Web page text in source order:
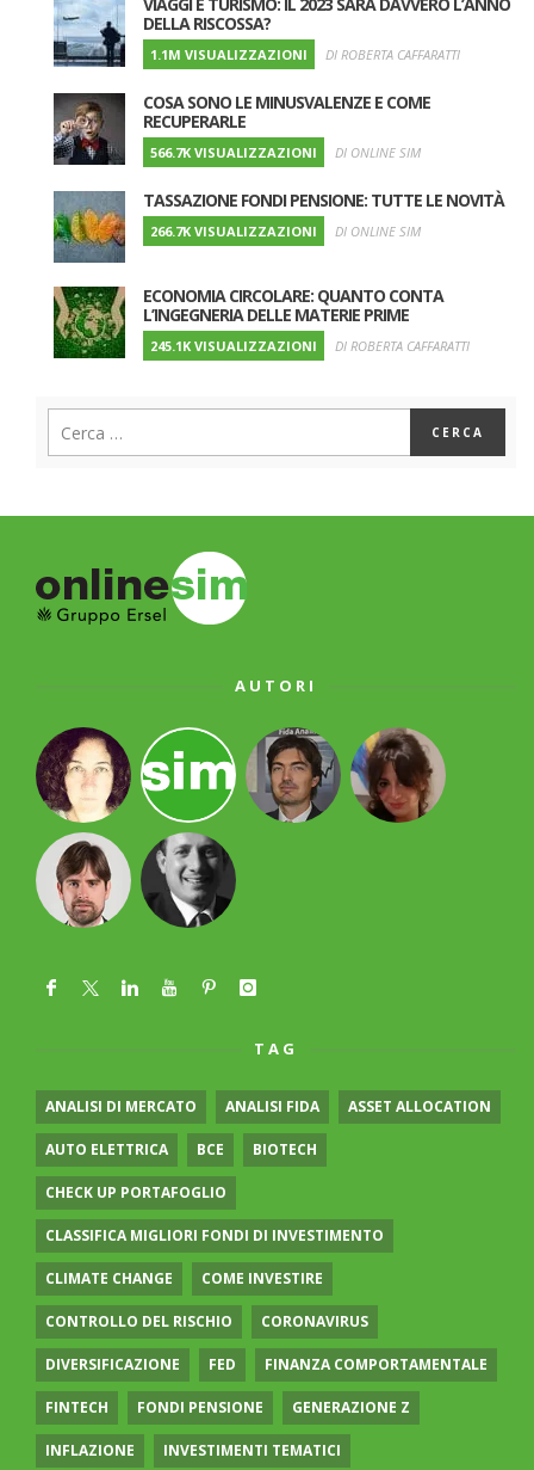
DELLA RISCOSSA?
1.1M VISUALIZZAZIONI DI ROBERTA CAFFARATTI
COSA SONO LE MINUSVALENZE E COME
RECUPERARLE
566.7K VISUALIZZAZIONI DI ONLINE SIM
TASSAZIONE FONDI PENSIONE: TUTTE LE NOVITÀ
266.7K VISUALIZZAZIONI DI ONLINE SIM
ECONOMIA CIRCOLARE: QUANTO CONTA
L’INGEGNERIA DELLE MATERIE PRIME
245.1K VISUALIZZAZIONI DI ROBERTA CAFFARATTI
AUTORI
TAG
ANALISI DI MERCATO ANALISI FIDA ASSET ALLOCATION
AUTO ELETTRICA BCE BIOTECH
CHECK UP PORTAFOGLIO
CLASSIFICA MIGLIORI FONDI DI INVESTIMENTO
CLIMATE CHANGE COME INVESTIRE
CONTROLLO DEL RISCHIO CORONAVIRUS
DIVERSIFICAZIONE FED FINANZA COMPORTAMENTALE
FINTECH FONDI PENSIONE GENERAZIONE Z
INFLAZIONE INVESTIMENTI TEMATICI